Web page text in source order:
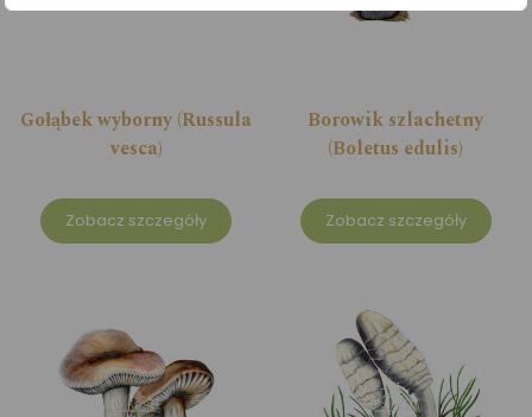
Gołąbek wyborny (Russula
vesca)
Zobacz szczegóły
Borowik szlachetny
(Boletus edulis)
Zobacz szczegóły